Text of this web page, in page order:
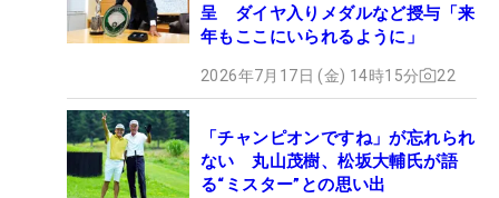
え、ツアーメンバーで米国、欧州男子ツアーで優勝
した選手、世界ランキング100位（ダンロップフェ
ニックストーナメント終了時）まで。あとは、これ
らの条件の該当者を除くツアーメンバー上位3名と
なっている。ここで大きくジャンプアップし、出場
資格を獲得したいところ。“名刀”とともに、上位フ
ィニッシュ、優勝に挑んでいく。（文・高木彩音）
呈 ダイヤ入りメダルなど授与「来
年もここにいられるように」
2026年7月17日 (金) 14時15分 22
「チャンピオンですね」が忘れられ
ない 丸山茂樹、松坂大輔氏が語
る“ミスター”との思い出